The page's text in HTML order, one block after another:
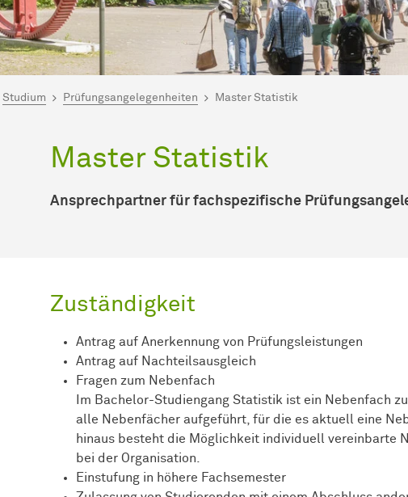
hier:Statistik
Studium Prüfungsangelegenheiten Master Statistik
Master Statistik
Ansprechpartner für fachspezifische
Zuständigkeit
Antrag auf Anerkennung von Prüfungsleistungen
Antrag auf Nachteilsausgleich
Fragen zum Nebenfach
Im Bachelor-Studiengang Statistik ist ein Nebenfach
alle Nebenfächer aufgeführt, für die es aktuell eine
hinaus besteht die Möglichkeit individuell vereinbarte
bei der Organisation.
Einstufung in höhere Fachsemester